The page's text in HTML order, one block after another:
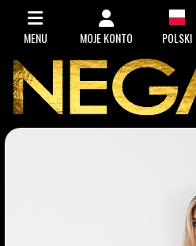
MENU MOJE KONTO POLSKI